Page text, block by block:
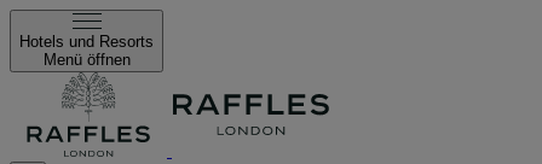
Hotels und Resorts
Menü öffnen